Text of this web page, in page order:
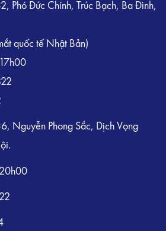
Phó Đức Chính, Trúc Bạch, Ba Đình,
quốc tế Nhật Bản)
Nguyễn Phong Sắc, Dịch Vọng